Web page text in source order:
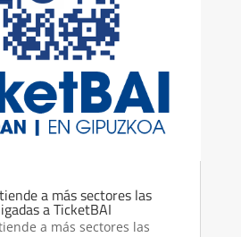
a más sectores las
a TicketBAI
a más sectores las